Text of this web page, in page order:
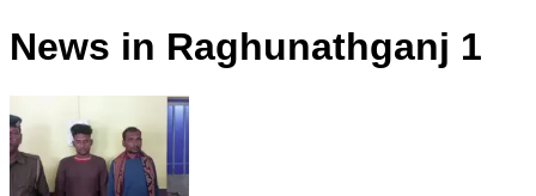
News in Raghunathganj 1